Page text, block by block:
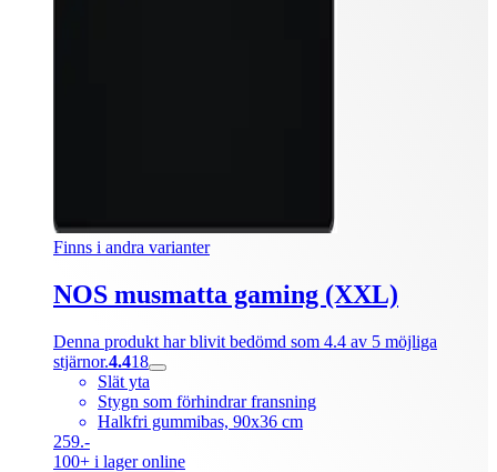
Finns i andra varianter
NOS musmatta gaming (XXL)
Denna produkt har blivit bedömd som 4.4 av 5 möjliga
stjärnor.4.418
Slät yta
Stygn som förhindrar fransning
Halkfri gummibas, 90x36 cm
259.-
100+ i lager online